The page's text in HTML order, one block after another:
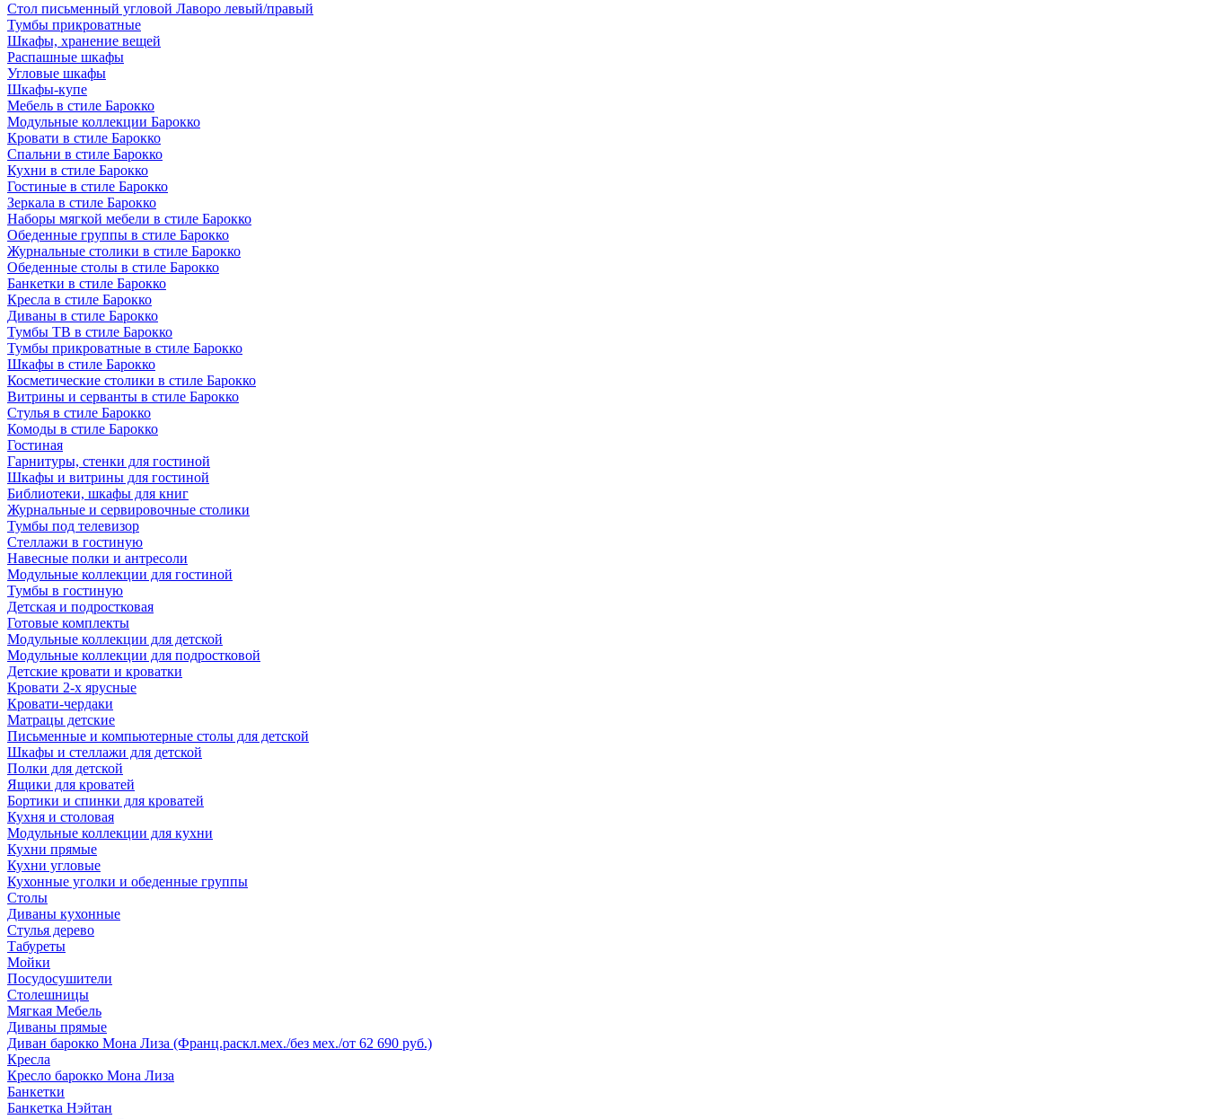
Стол письменный угловой Лаворо левый/правый
Тумбы прикроватные
Шкафы, хранение вещей
Распашные шкафы
Угловые шкафы
Шкафы-купе
Мебель в стиле Барокко
Модульные коллекции Барокко
Кровати в стиле Барокко
Спальни в стиле Барокко
Кухни в стиле Барокко
Гостиные в стиле Барокко
Зеркала в стиле Барокко
Наборы мягкой мебели в стиле Барокко
Обеденные группы в стиле Барокко
Журнальные столики в стиле Барокко
Обеденные столы в стиле Барокко
Банкетки в стиле Барокко
Кресла в стиле Барокко
Диваны в стиле Барокко
Тумбы ТВ в стиле Барокко
Тумбы прикроватные в стиле Барокко
Шкафы в стиле Барокко
Косметические столики в стиле Барокко
Витрины и серванты в стиле Барокко
Стулья в стиле Барокко
Комоды в стиле Барокко
Гостиная
Гарнитуры, стенки для гостиной
Шкафы и витрины для гостиной
Библиотеки, шкафы для книг
Журнальные и сервировочные столики
Тумбы под телевизор
Стеллажи в гостиную
Навесные полки и антресоли
Модульные коллекции для гостиной
Тумбы в гостиную
Детская и подростковая
Готовые комплекты
Модульные коллекции для детской
Модульные коллекции для подростковой
Детские кровати и кроватки
Кровати 2-х ярусные
Кровати-чердаки
Матрацы детские
Письменные и компьютерные столы для детской
Шкафы и стеллажи для детской
Полки для детской
Ящики для кроватей
Бортики и спинки для кроватей
Кухня и столовая
Модульные коллекции для кухни
Кухни прямые
Кухни угловые
Кухонные уголки и обеденные группы
Столы
Диваны кухонные
Стулья дерево
Табуреты
Мойки
Посудосушители
Столешницы
Мягкая Мебель
Диваны прямые
Диван барокко Мона Лиза (Франц.раскл.мех./без мех./от 62 690 руб.)
Кресла
Кресло барокко Мона Лиза
Банкетки
Банкетка Нэйтан